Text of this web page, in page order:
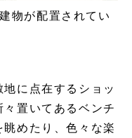
物が配置されてい
に点在するショッ
置いてあるベンチ
めたり、色々な楽